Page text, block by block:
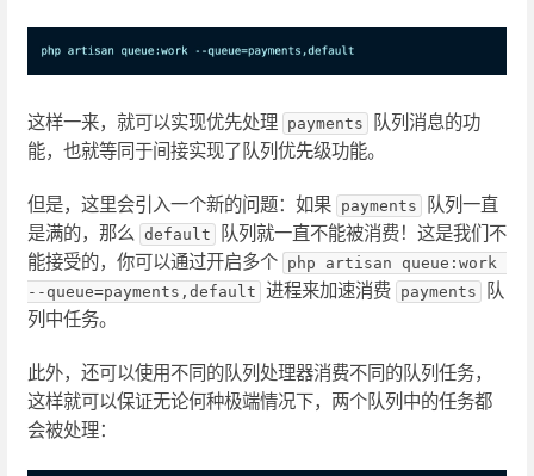
这样一来，就可以实现优先处理 payments
队列消息的功
能，也就等同于间接实现了队列优先级功能。
但是，这里会引入一个新的问题：如果 payments
队列一直
是满的，那么 default
队列就一直不能被消费！这是我们不
能接受的，你可以通过开启多个 php artisan queue:work
--queue=payments,default 进程来加速消费 payments
队
列中任务。
此外，还可以使用不同的队列处理器消费不同的队列任务，
这样就可以保证无论何种极端情况下，两个队列中的任务都
会被处理：